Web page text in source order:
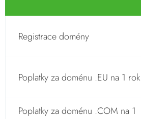
Registrace domény
Poplatky za doménu .EU na 1 rok
Poplatky za doménu .COM na 1